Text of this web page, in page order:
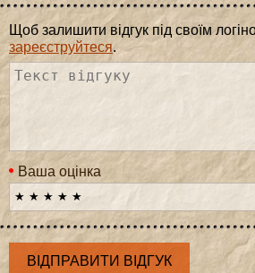
Щоб залишити відгук під своїм
зареєструйтеся.
Ваша оцінка